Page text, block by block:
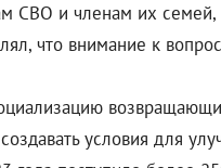
СВО и членам их
что внимание к
условия для